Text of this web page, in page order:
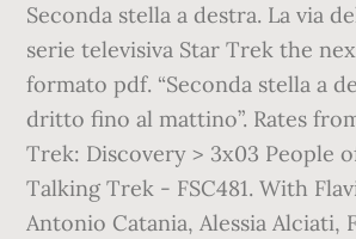
Seconda stella a destra. La via
serie televisiva Star Trek the
formato pdf. “Seconda stella a
dritto fino al mattino”. Rates
Trek: Discovery > 3x03 People
Talking Trek - FSC481. With
Antonio Catania, Alessia Alciati,